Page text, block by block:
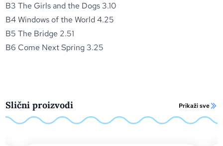
B3 The Girls and the Dogs 3.10
B4 Windows of the World 4.25
B5 The Bridge 2.51
B6 Come Next Spring 3.25
Slični proizvodi Prikaži sve